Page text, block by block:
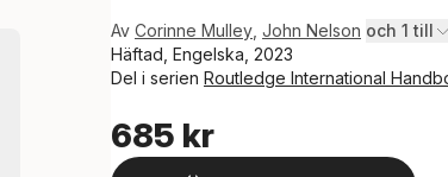
Av Corinne Mulley John Nelson och 1 till
Häftad, Engelska, 2023
Del i serien Routledge International
685 kr